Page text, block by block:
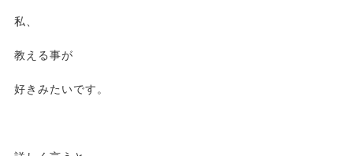
私、
教える事が
好きみたいです。